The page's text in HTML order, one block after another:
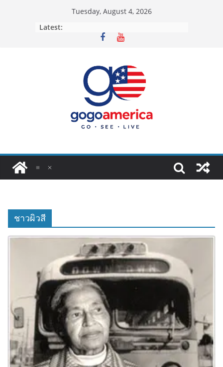
Tuesday, August 4, 2026
Latest:
ชาวผิวสี